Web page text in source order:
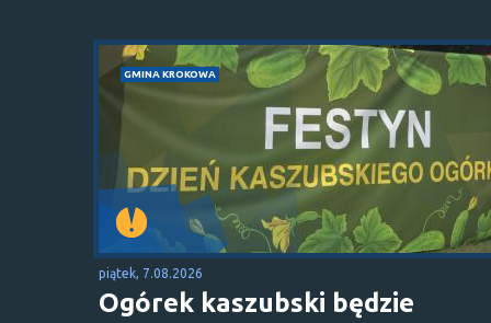
GMINA KROKOWA
piątek, 7.08.2026
Ogórek kaszubski będzie